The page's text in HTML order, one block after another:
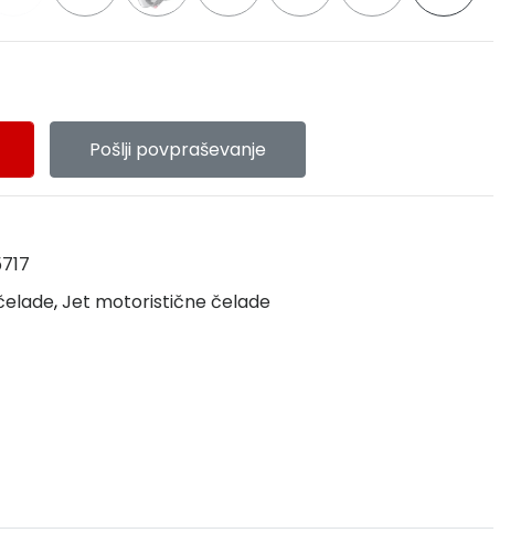
Pošlji povpraševanje
,Jet motoristične čelade